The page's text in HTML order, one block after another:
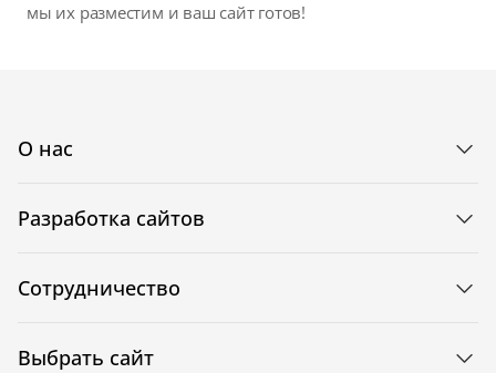
мы их разместим и ваш сайт готов!
О нас
Разработка сайтов
Сотрудничество
Выбрать сайт